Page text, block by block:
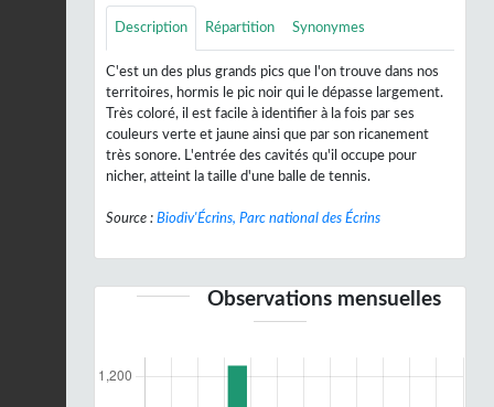
Description Répartition Synonymes
C'est un des plus grands pics que l'on trouve dans nos
territoires, hormis le pic noir qui le dépasse largement.
Très coloré, il est facile à identifier à la fois par ses
couleurs verte et jaune ainsi que par son ricanement
très sonore. L'entrée des cavités qu'il occupe pour
nicher, atteint la taille d'une balle de tennis.
Source : Biodiv'Écrins, Parc national des Écrins
Observations mensuelles